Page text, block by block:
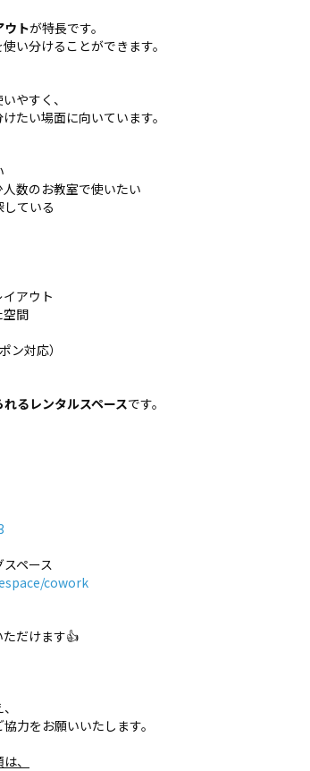
ウトが特長です。
い分けることができます。
やすく、
たい場面に向いています。
数のお教室で使いたい
ている
アウト
空間
ン対応）
るレンタルスペースです。
ペース
cowork
だけます👍
協力をお願いいたします。
、